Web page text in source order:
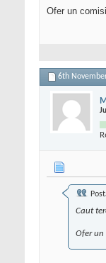
Ofer un
6th
Caut
Ofer un